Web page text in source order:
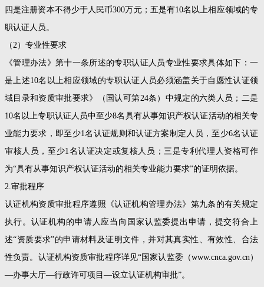
四是注册资本不得少于人民币300万元；五是有10名以上相应领域的专
职认证人员。
（2）专业性要求
《管理办法》第十一条所述的专职认证人员专业性要求具体如下：一
是上述10名以上相应领域的专职认证人员必须涵盖关于自愿性认证领
域目录和资质审批要求》（国认可第24条）中规定的六类人员；二是
10名以上专职认证人员中至少8名具有从事知识产权认证活动的相关专
业能力要求，即至少1名认证规则和认证方案制定人员，至少6名认证
审核人员，至少1名认证决定或复核人员；三是专利代理人资格可作
为“具有从事知识产权认证活动的相关专业能力要求”的证明依据。
2.审批程序
认证机构资质审批程序遵照《认证机构管理办法》第九条的有关规定
执行。认证机构的申请人应当向国家认监委提出申请，提交符合上
述“资质要求”的申请材料及证明文件，并对其真实性、有效性、合法
性负责。认证机构资质审批程序详见“国家认监委（www.cnca.gov.cn）
—办事大厅—行政许可项目—设立认证机构审批”。